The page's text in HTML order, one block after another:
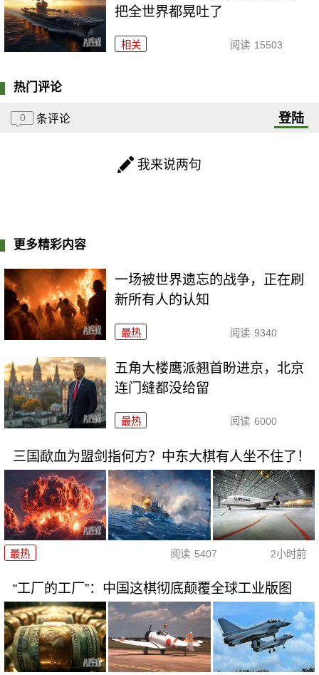
把全世界都晃吐了
相关 阅读 15503
热门评论
0 条评论 登陆
我来说两句
更多精彩内容
一场被世界遗忘的战争，正在刷
新所有人的认知
最热 阅读 9340
五角大楼鹰派翘首盼进京，北京
连门缝都没给留
最热 阅读 6000
三国歃血为盟剑指何方？中东大棋有人坐不住了！
最热 阅读 5407 2小时前
“工厂的工厂”：中国这棋彻底颠覆全球工业版图